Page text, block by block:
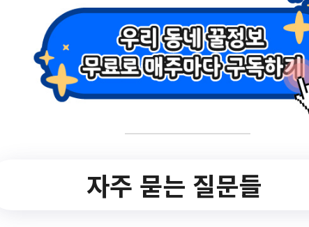
리운동사업 "가족
S295T322C449/receipt/view.do?seq=165822
자주 묻는 질문들